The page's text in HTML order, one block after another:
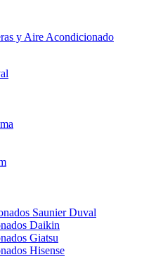
Saunier Duval
Daikin
Giatsu
Hisense